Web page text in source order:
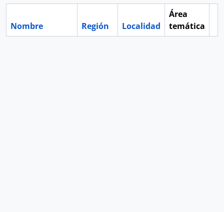
Nombre Región Localidad
Área
temática